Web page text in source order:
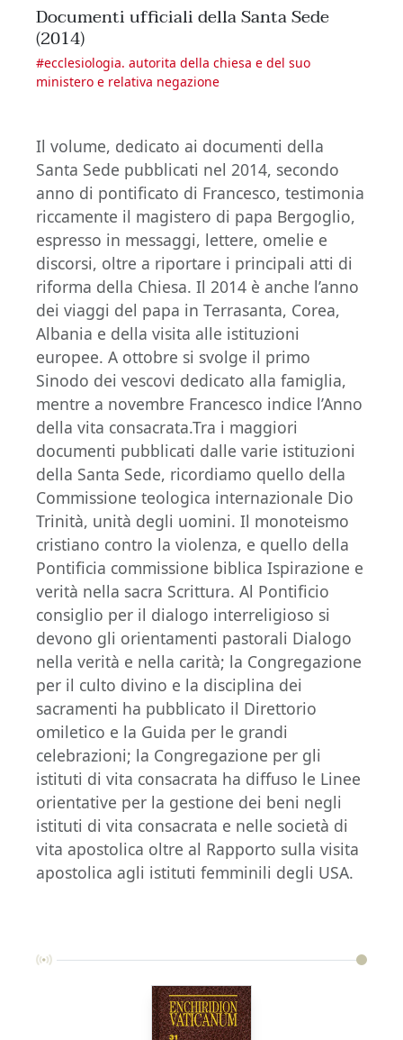
Documenti ufficiali della Santa Sede
(2014)
#ecclesiologia. autorita della chiesa e del suo
ministero e relativa negazione
Il volume, dedicato ai documenti della
Santa Sede pubblicati nel 2014, secondo
anno di pontificato di Francesco, testimonia
riccamente il magistero di papa Bergoglio,
espresso in messaggi, lettere, omelie e
discorsi, oltre a riportare i principali atti di
riforma della Chiesa. Il 2014 è anche l’anno
dei viaggi del papa in Terrasanta, Corea,
Albania e della visita alle istituzioni
europee. A ottobre si svolge il primo
Sinodo dei vescovi dedicato alla famiglia,
mentre a novembre Francesco indice l’Anno
della vita consacrata.Tra i maggiori
documenti pubblicati dalle varie istituzioni
della Santa Sede, ricordiamo quello della
Commissione teologica internazionale Dio
Trinità, unità degli uomini. Il monoteismo
cristiano contro la violenza, e quello della
Pontificia commissione biblica Ispirazione e
verità nella sacra Scrittura. Al Pontificio
consiglio per il dialogo interreligioso si
devono gli orientamenti pastorali Dialogo
nella verità e nella carità; la Congregazione
per il culto divino e la disciplina dei
sacramenti ha pubblicato il Direttorio
omiletico e la Guida per le grandi
celebrazioni; la Congregazione per gli
istituti di vita consacrata ha diffuso le Linee
orientative per la gestione dei beni negli
istituti di vita consacrata e nelle società di
vita apostolica oltre al Rapporto sulla visita
apostolica agli istituti femminili degli USA.